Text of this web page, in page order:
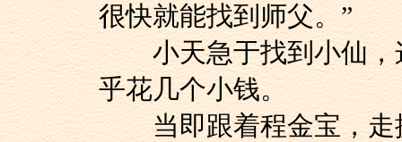
很快就能找到师父。”
小天急于找到小仙，
乎花几个小钱。
当即跟着程金宝，走